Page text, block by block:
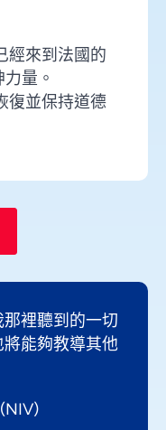
經來到法國的
量。
復並保持道德
裡聽到的一切
能夠教導其他